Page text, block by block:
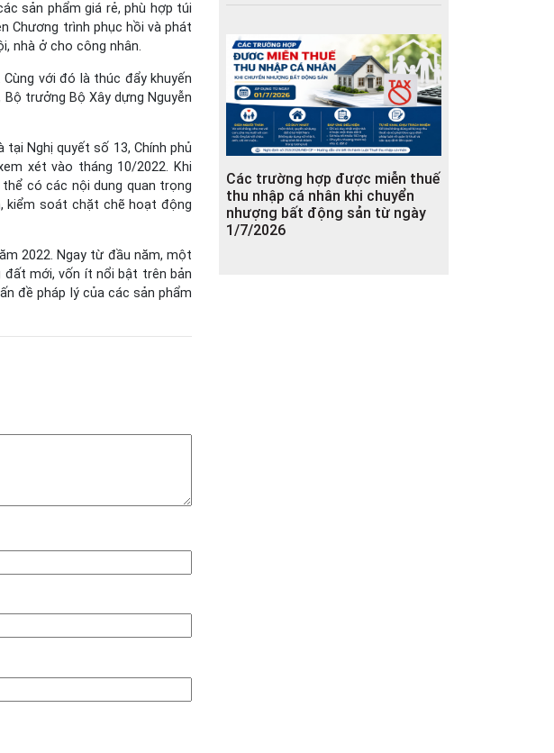
sản phẩm giá rẻ, phù hợp túi
Chương trình phục hồi và phát
nhà ở cho công nhân.
với đó là thúc đẩy khuyến
trưởng Bộ Xây dựng Nguyễn
Nghị quyết số 13, Chính phủ
xét vào tháng 10/2022. Khi
có các nội dung quan trọng
kiểm soát chặt chẽ hoạt động
2022. Ngay từ đầu năm, một
đất mới, vốn ít nổi bật trên bản
đề pháp lý của các sản phẩm
Các trường hợp được miễn thuế
thu nhập cá nhân khi chuyển
nhượng bất động sản từ ngày
1/7/2026